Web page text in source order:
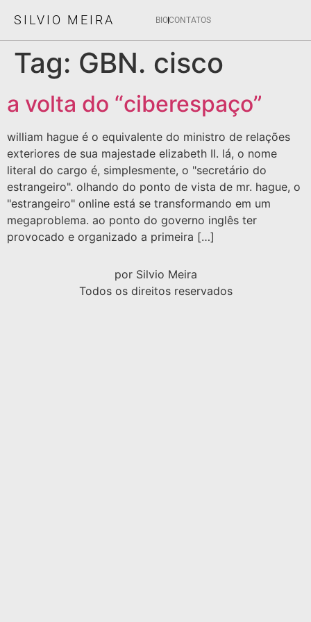
SILVIO MEIRA BIOCONTATOS
Tag: GBN. cisco
a volta do “ciberespaço”
william hague é o equivalente do ministro de relações
exteriores de sua majestade elizabeth II. lá, o nome
literal do cargo é, simplesmente, o "secretário do
estrangeiro". olhando do ponto de vista de mr. hague, o
"estrangeiro" online está se transformando em um
megaproblema. ao ponto do governo inglês ter
provocado e organizado a primeira […]
por Silvio Meira
Todos os direitos reservados